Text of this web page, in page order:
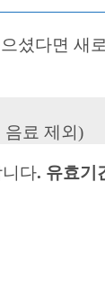
셨다면
음료 제외)
다. 유효기